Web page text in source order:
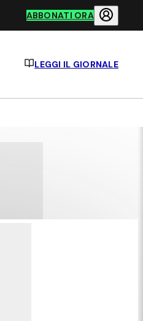
ABBONATI ORA
LEGGI IL GIORNALE